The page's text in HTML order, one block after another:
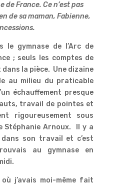
de France. Ce n’est pas
de sa maman, Fabienne,
le gymnase de l’Arc de
; seuls les comptes de
la pièce. Une dizaine
au milieu du praticable
échauffement presque
travail de pointes et
rigoureusement sous
Stéphanie Arnoux. Il y a
son travail et c’est
au gymnase en
j’avais moi-même fait